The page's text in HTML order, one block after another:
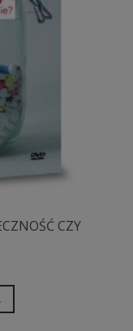
CZY